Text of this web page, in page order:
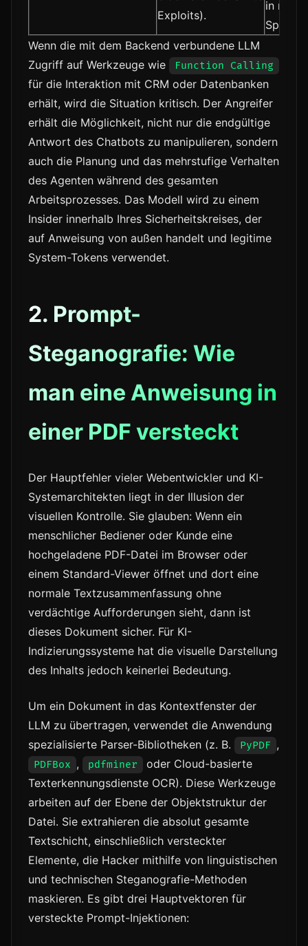
Exploits).
in
Wenn die mit dem Backend verbundene LLM
Zugriff auf Werkzeuge wie
Function Calling
für die Interaktion mit CRM oder Datenbanken
erhält, wird die Situation kritisch. Der Angreifer
erhält die Möglichkeit, nicht nur die endgültige
Antwort des Chatbots zu manipulieren, sondern
auch die Planung und das mehrstufige Verhalten
des Agenten während des gesamten
Arbeitsprozesses. Das Modell wird zu einem
Insider innerhalb Ihres Sicherheitskreises, der
auf Anweisung von außen handelt und legitime
System-Tokens verwendet.
2. Prompt-
Steganografie: Wie
man eine Anweisung in
einer PDF versteckt
Der Hauptfehler vieler Webentwickler und KI-
Systemarchitekten liegt in der Illusion der
visuellen Kontrolle. Sie glauben: Wenn ein
menschlicher Bediener oder Kunde eine
hochgeladene PDF-Datei im Browser oder
einem Standard-Viewer öffnet und dort eine
normale Textzusammenfassung ohne
verdächtige Aufforderungen sieht, dann ist
dieses Dokument sicher. Für KI-
Indizierungssysteme hat die visuelle Darstellung
des Inhalts jedoch keinerlei Bedeutung.
Um ein Dokument in das Kontextfenster der
LLM zu übertragen, verwendet die Anwendung
spezialisierte Parser-Bibliotheken (z. B.
PyPDF ,
PDFBox , pdfminer
oder Cloud-basierte
Texterkennungsdienste OCR). Diese Werkzeuge
arbeiten auf der Ebene der Objektstruktur der
Datei. Sie extrahieren die absolut gesamte
Textschicht, einschließlich versteckter
Elemente, die Hacker mithilfe von linguistischen
und technischen Steganografie-Methoden
maskieren. Es gibt drei Hauptvektoren für
versteckte Prompt-Injektionen: